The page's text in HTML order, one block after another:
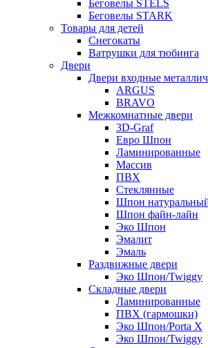
Беговелы STELS
Беговелы STARK
Товары для детей
Снегокаты
Ватрушки для тюбинга
Двери
Двери входные
ARGUS
BRAVO
Межкомнатные двери
3D-Graf
Евро Шпон
Ламинированные
Массив
ПВХ
Стеклянные
Шпон
Шпон файн-лайн
Эко Шпон
Эмалит
Эмаль
Раздвижные двери
Эко Шпон/Twiggy
Складные двери
Ламинированные
ПВХ (гармошки)
Эко Шпон/Porta X
Эко Шпон/Twiggy